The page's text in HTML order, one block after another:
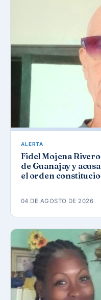
ALERTA
Fidel Mojena
de Guanajay y
el orden
04 DE AGOSTO DE 2026